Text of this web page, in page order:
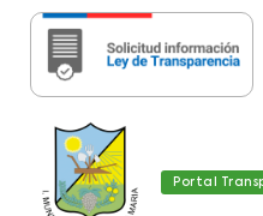
Portal